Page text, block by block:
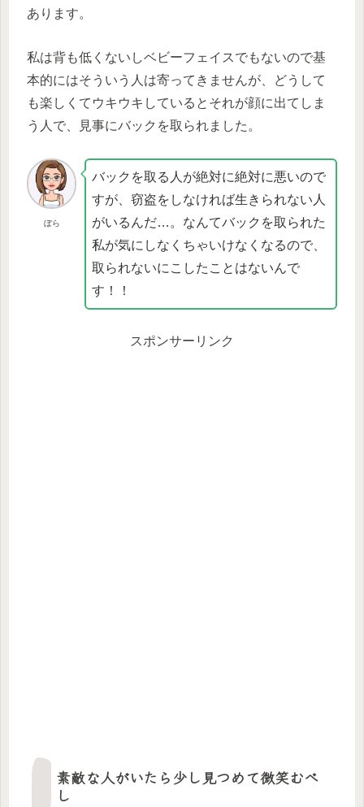
あります。
私は背も低くないしベビーフェイスでもないので基
本的にはそういう人は寄ってきませんが、どうして
も楽しくてウキウキしているとそれが顔に出てしま
う人で、見事にバックを取られました。
ぼら
バックを取る人が絶対に絶対に悪いので
すが、窃盗をしなければ生きられない人
がいるんだ…。なんてバックを取られた
私が気にしなくちゃいけなくなるので、
取られないにこしたことはないんで
す！！
スポンサーリンク
素敵な人がいたら少し見つめて微笑むべ
し